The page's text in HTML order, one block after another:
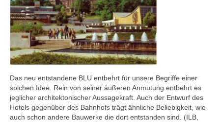
Das neu entstandene BLU entbehrt für unsere Begriffe einer
solchen Idee. Rein von seiner äußeren Anmutung entbehrt es
jeglicher architektonischer Aussagekraft. Auch der Entwurf des
Hotels gegenüber des Bahnhofs trägt ähnliche Beliebigkeit, wie
auch schon andere Bauwerke die dort entstanden sind. (ILB,